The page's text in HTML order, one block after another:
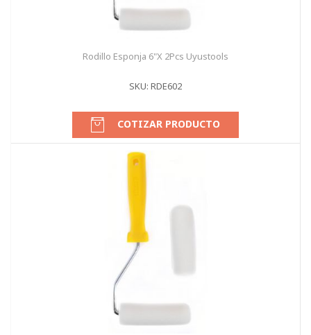
Rodillo Esponja 6"X 2Pcs Uyustools
SKU: RDE602
COTIZAR PRODUCTO